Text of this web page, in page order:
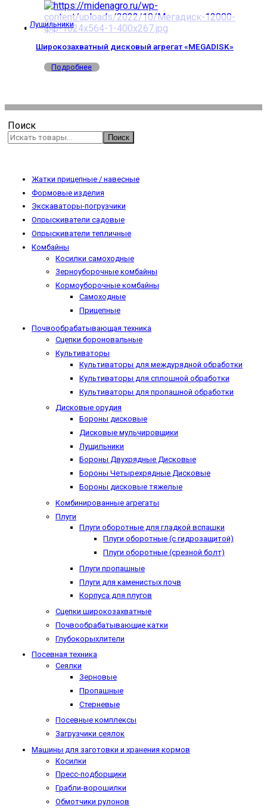
Лущильники
Широкозахватный дисковый агрегат «MEGADISK»
Подробнее
Поиск
Поиск
Жатки прицепные / навесные
Формовые изделия
Экскаваторы-погрузчики
Опрыскиватели садовые
Опрыскиватели тепличные
Комбайны
Косилки самоходные
Зерноуборочные комбайны
Кормоуборочные комбайны
Самоходные
Прицепные
Почвообрабатывающая техника
Сцепки бороновальные
Культиваторы
Культиваторы для междурядной обработки
Культиваторы для сплошной обработки
Культиваторы для пропашной обработки
Дисковые орудия
Бороны дисковые
Дисковые мульчировщики
Лущильники
Бороны Двухрядные Дисковые
Бороны Четырехрядные Дисковые
Бороны дисковые тяжелые
Комбинированные агрегаты
Плуги
Плуги оборотные для гладкой вспашки
Плуги оборотные (с гидрозащитой)
Плуги оборотные (срезной болт)
Плуги пропашные
Плуги для каменистых почв
Корпуса для плугов
Сцепки широкозахватные
Почвообрабатывающие катки
Глубокорыхлители
Посевная техника
Сеялки
Зерновые
Пропашные
Стерневые
Посевные комплексы
Загрузчики сеялок
Машины для заготовки и хранения кормов
Косилки
Пресс-подборщики
Грабли-ворошилки
Обмотчики рулонов